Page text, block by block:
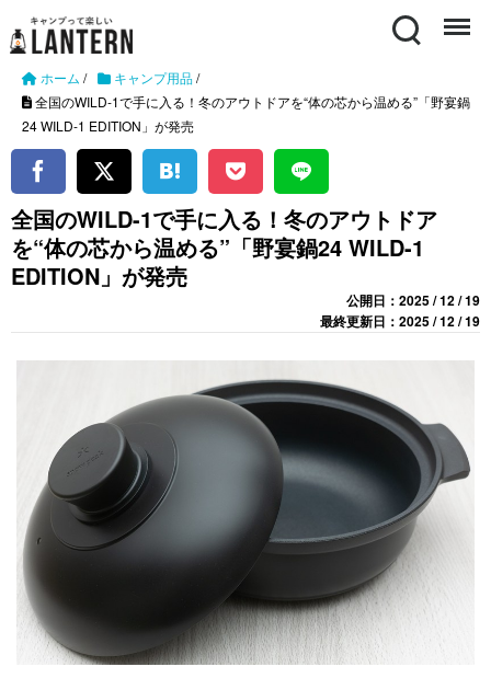
Search Menu
ホーム / キャンプ用品/
全国のWILD-1で手に入る！冬のアウトドアを“体の芯から温める”「野宴鍋
24 WILD-1 EDITION」が発売
全国のWILD-1で手に入る！冬のアウトドア
を“体の芯から温める”「野宴鍋24 WILD-1
EDITION」が発売
公開日：2025 / 12 / 19
最終更新日：2025 / 12 / 19